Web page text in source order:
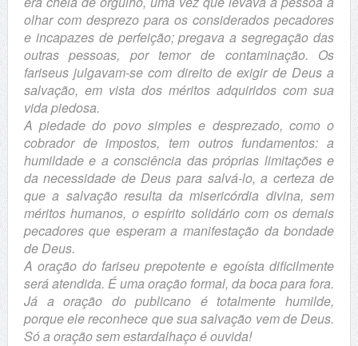
olhar com desprezo para os considerados pecadores
e incapazes de perfeição; pregava a segregação das
outras pessoas, por temor de contaminação. Os
fariseus julgavam-se com direito de exigir de Deus a
salvação, em vista dos méritos adquiridos com sua
vida piedosa.
A piedade do povo simples e desprezado, como o
cobrador de impostos, tem outros fundamentos: a
humildade e a consciência das próprias limitações e
da necessidade de Deus para salvá-lo, a certeza de
que a salvação resulta da misericórdia divina, sem
méritos humanos, o espírito solidário com os demais
pecadores que esperam a manifestação da bondade
de Deus.
A oração do fariseu prepotente e egoísta dificilmente
será atendida. É uma oração formal, da boca para fora.
Já a oração do publicano é totalmente humilde,
porque ele reconhece que sua salvação vem de Deus.
Só a oração sem estardalhaço é ouvida!